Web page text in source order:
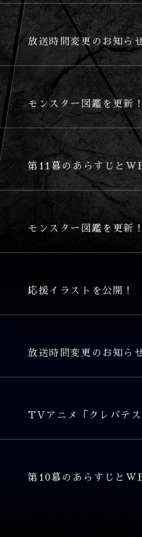
放送時間変更のお知ら
モンスター図鑑を更新
第11幕のあらすじと
モンスター図鑑を更新！
応援イラストを公開！
放送時間変更のお知ら
TVアニメ「クレバテ
第10幕のあらすじと